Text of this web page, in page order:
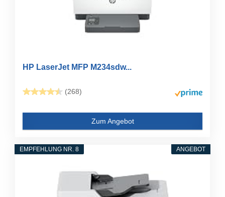
HP LaserJet MFP M234sdw...
(268)
Zum Angebot
ANGEBOT
EMPFEHLUNG NR. 8